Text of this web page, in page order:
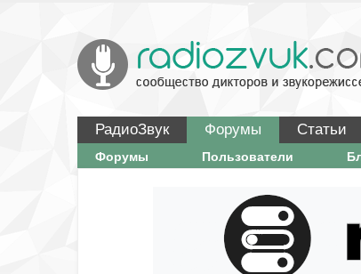
РадиоЗвук Форумы Статьи
Форумы Пользователи